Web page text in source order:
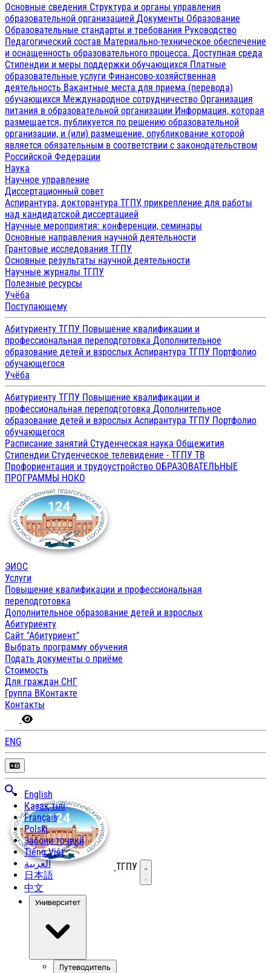
Основные сведения Структура и органы управления
образовательной организацией Документы Образование
Образовательные стандарты и требования Руководство
Педагогический состав Материально-техническое обеспечение
и оснащенность образовательного процесса. Доступная среда
Стипендии и меры поддержки обучающихся Платные
образовательные услуги Финансово-хозяйственная
деятельность Вакантные места для приема (перевода)
обучающихся Международное сотрудничество Организация
питания в образовательной организации Информация, которая
размещается, публикуется по решению образовательной
организации, и (или) размещение, опубликование которой
является обязательным в соответствии с законодательством
Российской Федерации
Наука
Научное управление
Диссертационный совет
Аспирантура, докторантура ТГПУ, прикрепление для работы
над кандидатской диссертацией
Научные мероприятия: конференции, семинары
Основные направления научной деятельности
Грантовые исследования ТГПУ
Основные результаты научной деятельности
Научные журналы ТГПУ
Полезные ресурсы
Учёба
Поступающему
Абитуриенту ТГПУ Повышение квалификации и
профессиональная переподготовка Дополнительное
образование детей и взрослых Аспирантура ТГПУ Портфолио
обучающегося
Учёба
Абитуриенту ТГПУ Повышение квалификации и
профессиональная переподготовка Дополнительное
образование детей и взрослых Аспирантура ТГПУ Портфолио
обучающегося
Расписание занятий Студенческая наука Общежития
Стипендии Студенческое телевидение - ТГПУ ТВ
Профориентация и трудоустройство ОБРАЗОВАТЕЛЬНЫЕ
ПРОГРАММЫ НОКО
ЭИОС
Услуги
Повышение квалификации и профессиональная
переподготовка
Дополнительное образование детей и взрослых
Абитуриенту
Сайт "Абитуриент"
Выбрать программу обучения
Подать документы о приёме
Стоимость
Для граждан СНГ
Группа ВКонтакте
Контакты
ENG
English
Қазақ тілі
Français
Polski
Забони тоҷикӣ
Tiếng Việt
العربية
日本語
中文
ТГПУ Открыть меню
Университет
Путеводитель